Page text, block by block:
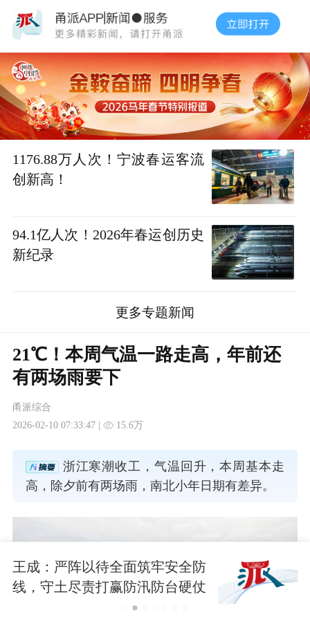
1176.88万人次！宁波春运客流
创新高！
94.1亿人次！2026年春运创历史
新纪录
更多专题新闻
21℃！本周气温一路走高，年前还
有两场雨要下
甬派综合
2026-02-10 07:33:47 |
15.6万
浙江寒潮收工，气温回升，本周基本走
高，除夕前有两场雨，南北小年日期有差异。
王成：严阵以待全面筑牢安全防
线，守土尽责打赢防汛防台硬仗